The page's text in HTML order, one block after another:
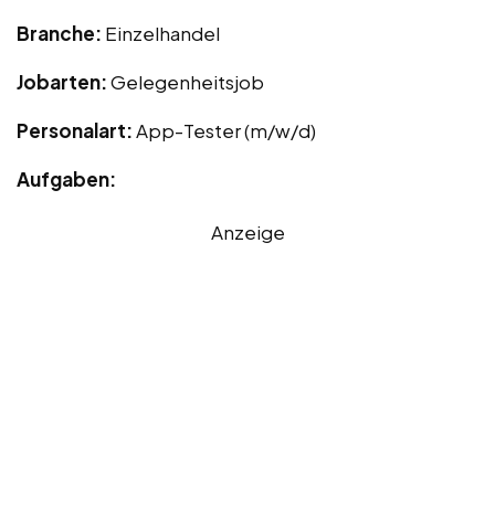
Branche: Einzelhandel
Jobarten:Gelegenheitsjob
Personalart:App-Tester (m/w/d)
Aufgaben:
Anzeige